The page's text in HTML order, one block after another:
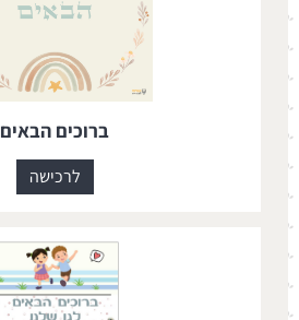
ברוכים הבאים
לרכישה